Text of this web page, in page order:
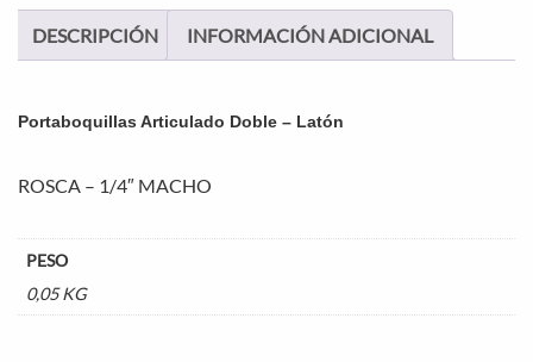
DESCRIPCIÓN INFORMACIÓN ADICIONAL
Portaboquillas Articulado Doble – Latón
ROSCA – 1/4″ MACHO
PESO
0,05 KG